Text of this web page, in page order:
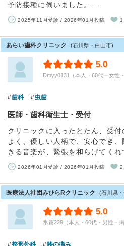
予防接種に伺いました。…
2025年11月受診 / 2026年01月投稿
あらい歯科クリニック (石川県・白山市)
5.0
Dmyy0131（本人・60代・女性
歯科 虫歯
医師・歯科衛生士・受付
クリニックに入ったとたん、受
よく、優しい人柄で、安心でき
きる音楽が、緊張を和らげてくれ
2026年01月受診 / 2026年01月投稿 2
医療法人社団みひらRクリニック (石川県
5.0
氷霧229（本人・60代・男性・
整形外科 膝の痛み